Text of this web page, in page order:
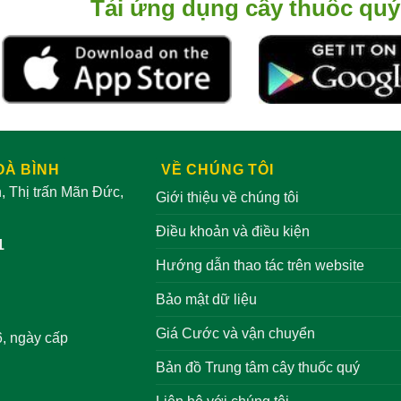
biến
thể.
Các
tùy
chọn
Tải ứng dụng cây thuốc quý
BÌNH
Thị trấn Mãn Đức,
ngày cấp
VỀ CHÚNG TÔI
Giới thiệu về chúng tôi
Điều khoản và điều kiện
Hướng dẫn thao tác trên website
Bảo mật dữ liệu
Giá Cước và vận chuyển
Bản đồ Trung tâm cây thuốc quý